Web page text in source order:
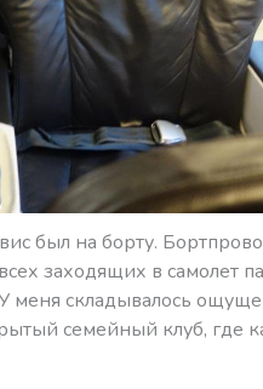
был на борту.
заходящих в самолет
меня складывалось
семейный клуб, где